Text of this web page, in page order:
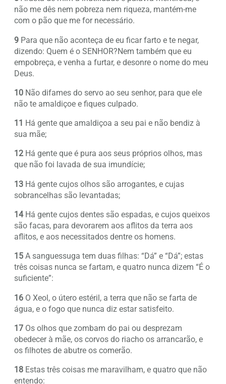
não me dês nem pobreza nem riqueza, mantém-me
com o pão que me for necessário.
9 Para que não aconteça de eu ficar farto e te negar,
dizendo: Quem é o SENHOR?Nem também que eu
empobreça, e venha a furtar, e desonre o nome do meu
Deus.
10 Não difames do servo ao seu senhor, para que ele
não te amaldiçoe e fiques culpado.
11 Há gente que amaldiçoa a seu pai e não bendiz à
sua mãe;
12 Há gente que é pura aos seus próprios olhos, mas
que não foi lavada de sua imundície;
13 Há gente cujos olhos são arrogantes, e cujas
sobrancelhas são levantadas;
14Há gente cujos dentes são espadas, e cujos queixos
são facas, para devorarem aos aflitos da terra aos
aflitos, e aos necessitados dentre os homens.
15 A sanguessuga tem duas filhas: “Dá” e “Dá”; estas
três coisas nunca se fartam, e quatro nunca dizem “É o
suficiente”:
16 O Xeol, o útero estéril, a terra que não se farta de
água, e o fogo que nunca diz estar satisfeito.
17 Os olhos que zombam do pai ou desprezam
obedecer à mãe, os corvos do riacho os arrancarão, e
os filhotes de abutre os comerão.
18 Estas três coisas me maravilham, e quatro que não
entendo: